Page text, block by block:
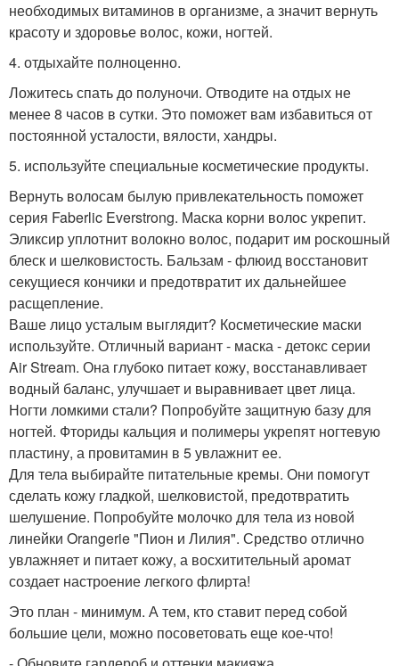
необходимых витаминов в организме, а значит вернуть
красоту и здоровье волос, кожи, ногтей.
4. отдыхайте полноценно.
Ложитесь спать до полуночи. Отводите на отдых не
менее 8 часов в сутки. Это поможет вам избавиться от
постоянной усталости, вялости, хандры.
5. используйте специальные косметические продукты.
Вернуть волосам былую привлекательность поможет
серия Faberlic Everstrong. Маска корни волос укрепит.
Эликсир уплотнит волокно волос, подарит им роскошный
блеск и шелковистость. Бальзам - флюид восстановит
секущиеся кончики и предотвратит их дальнейшее
расщепление.
Ваше лицо усталым выглядит? Косметические маски
используйте. Отличный вариант - маска - детокс серии
Air Stream. Она глубоко питает кожу, восстанавливает
водный баланс, улучшает и выравнивает цвет лица.
Ногти ломкими стали? Попробуйте защитную базу для
ногтей. Фториды кальция и полимеры укрепят ногтевую
пластину, а провитамин в 5 увлажнит ее.
Для тела выбирайте питательные кремы. Они помогут
сделать кожу гладкой, шелковистой, предотвратить
шелушение. Попробуйте молочко для тела из новой
линейки Orangerie "Пион и Лилия". Средство отлично
увлажняет и питает кожу, а восхитительный аромат
создает настроение легкого флирта!
Это план - минимум. А тем, кто ставит перед собой
большие цели, можно посоветовать еще кое-что!